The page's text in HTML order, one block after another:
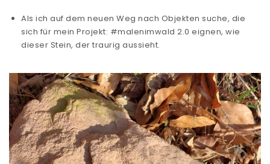
Als ich auf dem neuen Weg nach Objekten suche, die
sich für mein Projekt: #malenimwald 2.0 eignen, wie
dieser Stein, der traurig aussieht.